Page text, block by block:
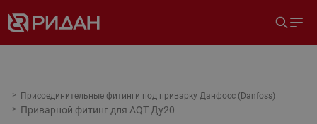
Присоединительные фитинги под приварку Данфосс (Danfoss)
Приварной фитинг для AQT Ду20